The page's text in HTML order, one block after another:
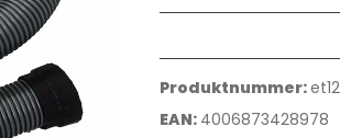
Produktnummer:
EAN: 4006873428978